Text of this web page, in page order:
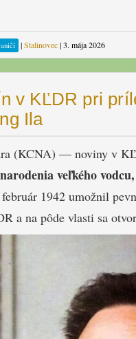
|Stalinovec|3. mája 2026
v KĽDR pri
Ila
(KCNA) — noviny v
veľkého
1942 umožnil
a na pôde vlasti sa